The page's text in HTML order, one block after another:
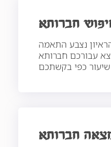
חברותא
נצבע התאמה
עבורכם חברותא